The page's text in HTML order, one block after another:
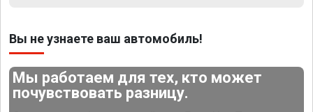
Вы не узнаете ваш автомобиль!
Мы работаем для тех, кто может
почувствовать разницу.